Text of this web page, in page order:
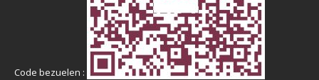
Code bezuelen :